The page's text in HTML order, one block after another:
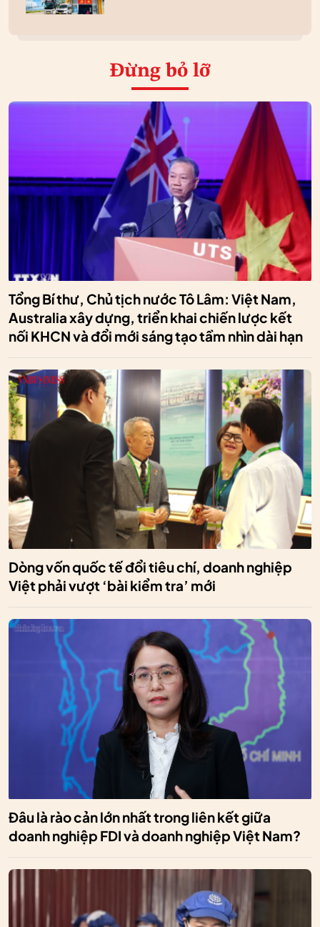
Đừng bỏ lỡ
Tổng Bí thư, Chủ tịch nước Tô Lâm: Việt Nam,
Australia xây dựng, triển khai chiến lược kết
nối KHCN và đổi mới sáng tạo tầm nhìn dài hạn
Dòng vốn quốc tế đổi tiêu chí, doanh nghiệp
Việt phải vượt ‘bài kiểm tra’ mới
Đâu là rào cản lớn nhất trong liên kết giữa
doanh nghiệp FDI và doanh nghiệp Việt Nam?